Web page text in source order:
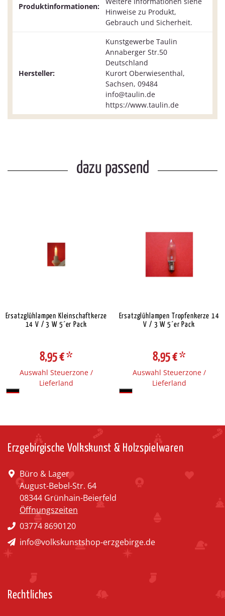
Produktinformationen:
Hinweise zu Produkt,
Gebrauch und Sicherheit.
Hersteller:
Kunstgewerbe Taulin
Annaberger Str.50
Deutschland
Kurort Oberwiesenthal,
Sachsen, 09484
info@taulin.de
https://www.taulin.de
dazu passend
Ersatzglühlampen Kleinschaftkerze
14 V / 3 W 5´er Pack
8,95 €*
Auswahl Steuerzone /
Lieferland
Ersatzglühlampen Tropfenkerze 14
V / 3 W 5´er Pack
8,95 €*
Auswahl Steuerzone /
Lieferland
Erzgebirgische Volkskunst & Holzspielwaren
Büro & Lager
August-Bebel-Str. 64
08344 Grünhain-Beierfeld
Öffnungszeiten
03774 8690120
info@volkskunstshop-erzgebirge.de
Rechtliches